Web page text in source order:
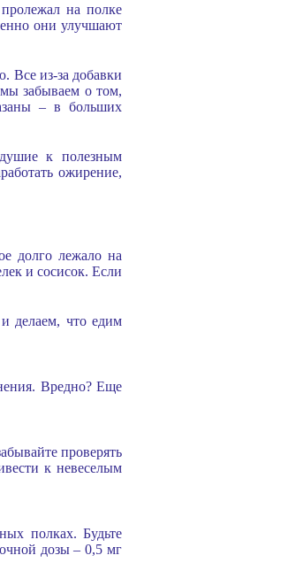
на полке
они улучшают
Все из-за добавки
забываем о том,
– в больших
к полезным
ожирение,
долго лежало на
и сосисок. Если
делаем, что едим
Вредно? Еще
проверять
к невеселым
полках. Будьте
дозы – 0,5 мг